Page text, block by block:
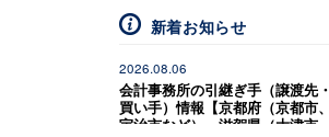
新着お知らせ
2026.08.06
会計事務所の引継ぎ手（譲渡先・
買い手）情報【京都府（京都市、
宇治市など）、滋賀県（大津市、